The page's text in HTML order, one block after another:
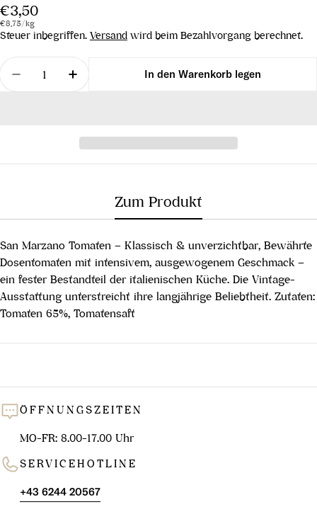
Regulärer
Preis
€3,50
Stückpreis
€8,75/pro
kg
Steuer inbegriffen. Versand wird beim Bezahlvorgang berechnet.
Menge
Menge für San Marzano Tomaten Dose, 400 g
Menge für San Marzano Tomaten Dose,
In den Warenkorb legen
Zum Produkt
San Marzano Tomaten – Klassisch & unverzichtbar, Bewährte
Dosentomaten mit intensivem, ausgewogenem Geschmack –
ein fester Bestandteil der italienischen Küche. Die Vintage-
Ausstattung unterstreicht ihre langjährige Beliebtheit. Zutaten:
Tomaten 65%, Tomatensaft
ÖFFNUNGSZEITEN
MO-FR: 8.00-17.00 Uhr
SERVICEHOTLINE
+43 6244 20567